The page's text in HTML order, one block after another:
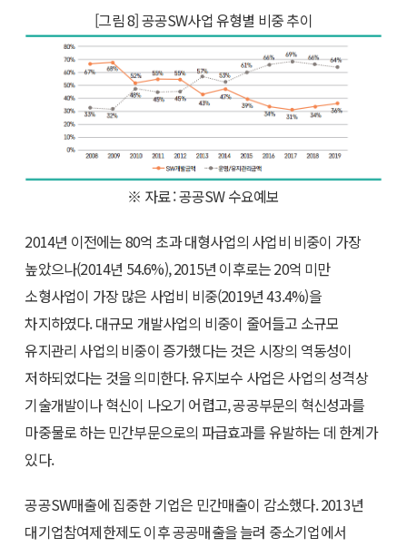
[그림 8] 공공SW사업 유형별 비중 추이
※ 자료 : 공공SW 수요예보
2014년 이전에는 80억 초과 대형사업의 사업비 비중이 가장
높았으나(2014년 54.6%), 2015년 이후로는 20억 미만
소형사업이 가장 많은 사업비 비중(2019년 43.4%)을
차지하였다. 대규모 개발사업의 비중이 줄어들고 소규모
유지관리 사업의 비중이 증가했다는 것은 시장의 역동성이
저하되었다는 것을 의미한다. 유지보수 사업은 사업의 성격상
기술개발이나 혁신이 나오기 어렵고, 공공부문의 혁신성과를
마중물로 하는 민간부문으로의 파급효과를 유발하는 데 한계가
있다.
공공SW매출에 집중한 기업은 민간매출이 감소했다. 2013년
대기업참여제한제도 이후 공공매출을 늘려 중소기업에서